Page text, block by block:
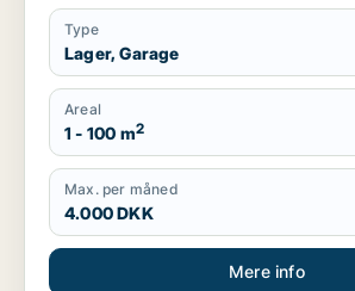
Type
Lager, Garage
Areal
1 - 100 m2
Max. per måned
4.000 DKK
Mere info